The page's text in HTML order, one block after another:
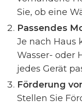
Sie, ob eine
Passendes
Je nach Haus
Wasser- oder
jedes Gerät
Förderung
Stellen Sie